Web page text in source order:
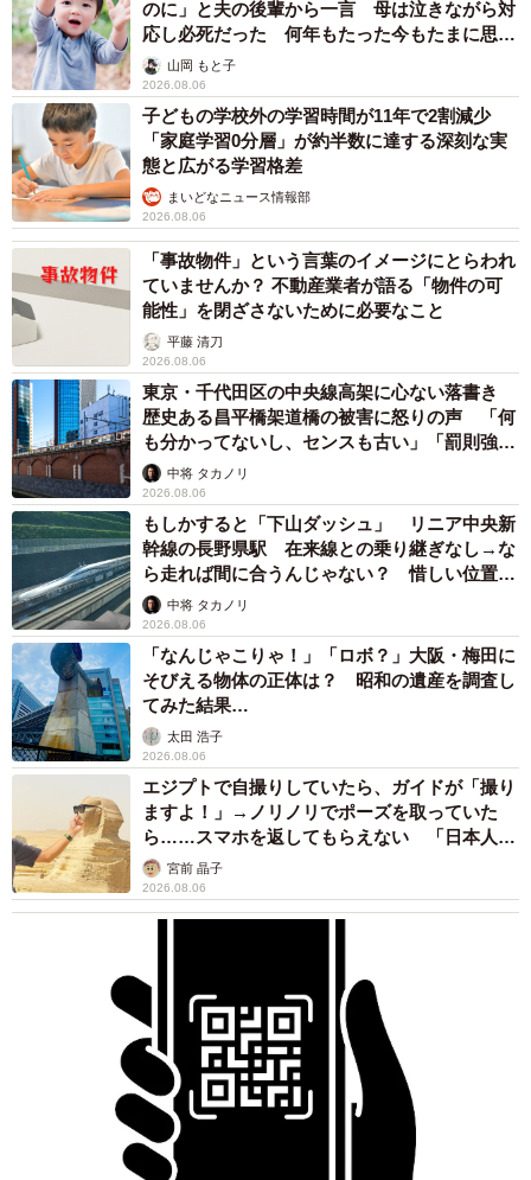
のに」と夫の後輩から一言 母は泣きながら対
応し必死だった 何年もたった今もたまに思い
出し…山岡 もと子
2026.08.06
子どもの学校外の学習時間が11年で2割減少
「家庭学習0分層」が約半数に達する深刻な実
態と広がる学習格差
まいどなニュース情報部
2026.08.06
「事故物件」という言葉のイメージにとらわれ
ていませんか？ 不動産業者が語る「物件の可
能性」を閉ざさないために必要なこと
平藤 清刀
2026.08.06
東京・千代田区の中央線高架に心ない落書き
歴史ある昌平橋架道橋の被害に怒りの声 「何
も分かってないし、センスも古い」「罰則強化
して」中将 タカノリ
2026.08.06
もしかすると「下山ダッシュ」 リニア中央新
幹線の長野県駅 在来線との乗り継ぎなし→な
ら走れば間に合うんじゃない？ 惜しい位置関
係が反響
中将 タカノリ
2026.08.06
「なんじゃこりゃ！」「ロボ？」大阪・梅田に
そびえる物体の正体は？ 昭和の遺産を調査し
てみた結果…
太田 浩子
2026.08.06
エジプトで自撮りしていたら、ガイドが「撮り
ますよ！」→ノリノリでポーズを取っていた
ら……スマホを返してもらえない 「日本人は
カモ代表かも」「私は6時間で3万円払った」
宮前 晶子
2026.08.06